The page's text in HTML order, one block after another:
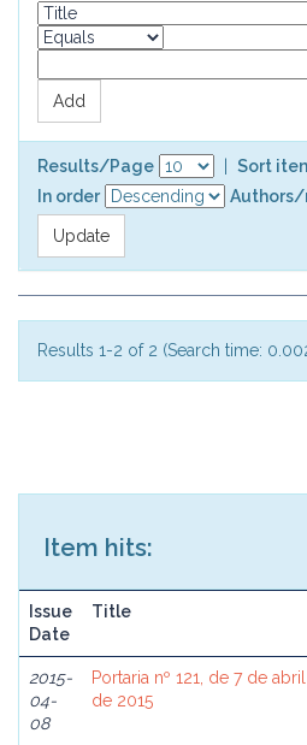
Results/Page
Sort
In order
Authors/
Results 1-2 of 2 (Search time:
Item hits:
Issue
Date
Title
2015-
04-
08
Portaria nº 121, de 7 de abril
de 2015